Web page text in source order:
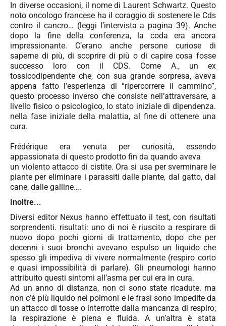
In diverse occasioni, il nome di Laurent Schwartz. Questo
noto oncologo francese ha il coraggio di sostenere le Cds
contro il cancro… (leggi l’intervista a pagina 39). Anche
dopo la fine della conferenza, la coda era ancora
impressionante. C’erano anche persone curiose di
saperne di più, di scoprire di più o di capire cosa fosse
successo loro con il CDS. Come A., un ex
tossicodipendente che, con sua grande sorpresa, aveva
appena fatto l’esperienza di “ripercorrere il cammino”,
questo processo inverso che consiste nell’attraversare, a
livello fisico o psicologico, lo stato iniziale di dipendenza.
nella fase iniziale della malattia, al fine di ottenere una
cura.
Frédérique era venuta per curiosità, essendo
appassionata di questo prodotto fin da quando aveva
un violento attacco di cistite. Ora si usa per sverminare le
piante per eliminare i parassiti dalle piante, dal gatto, dal
cane, dalle galline….
Inoltre...
Diversi editor Nexus hanno effettuato il test, con risultati
sorprendenti. risultati: uno di noi è riuscito a respirare di
nuovo dopo pochi giorni di trattamento, dopo che per
decenni i suoi bronchi avevano espulso un liquido che
spesso gli impediva di vivere normalmente (respiro corto
e quasi impossibilità di parlare). Gli pneumologi hanno
attribuito questi sintomi all’asma per cui era in cura.
Ad un anno di distanza, non ci sono state ricadute. ma
non c’è più liquido nei polmoni e le frasi sono impedite da
un attacco di tosse o interrotte dalla mancanza di respiro;
la respirazione è piena e fluida. A un’altra è stata